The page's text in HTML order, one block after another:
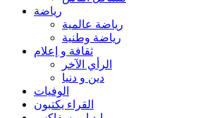
رياضة
رياضة عالمية
رياضة وطنية
ثقافة و إعلام
الرأي الآخر
دين و دنيا
الوفيات
القراء يكتبون